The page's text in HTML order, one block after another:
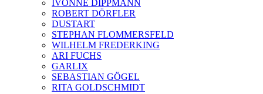
IVONNE DIPPMANN
ROBERT DÖRFLER
DUSTART
STEPHAN FLOMMERSFELD
WILHELM FREDERKING
ARI FUCHS
GARLIX
SEBASTIAN GÖGEL
RITA GOLDSCHMIDT